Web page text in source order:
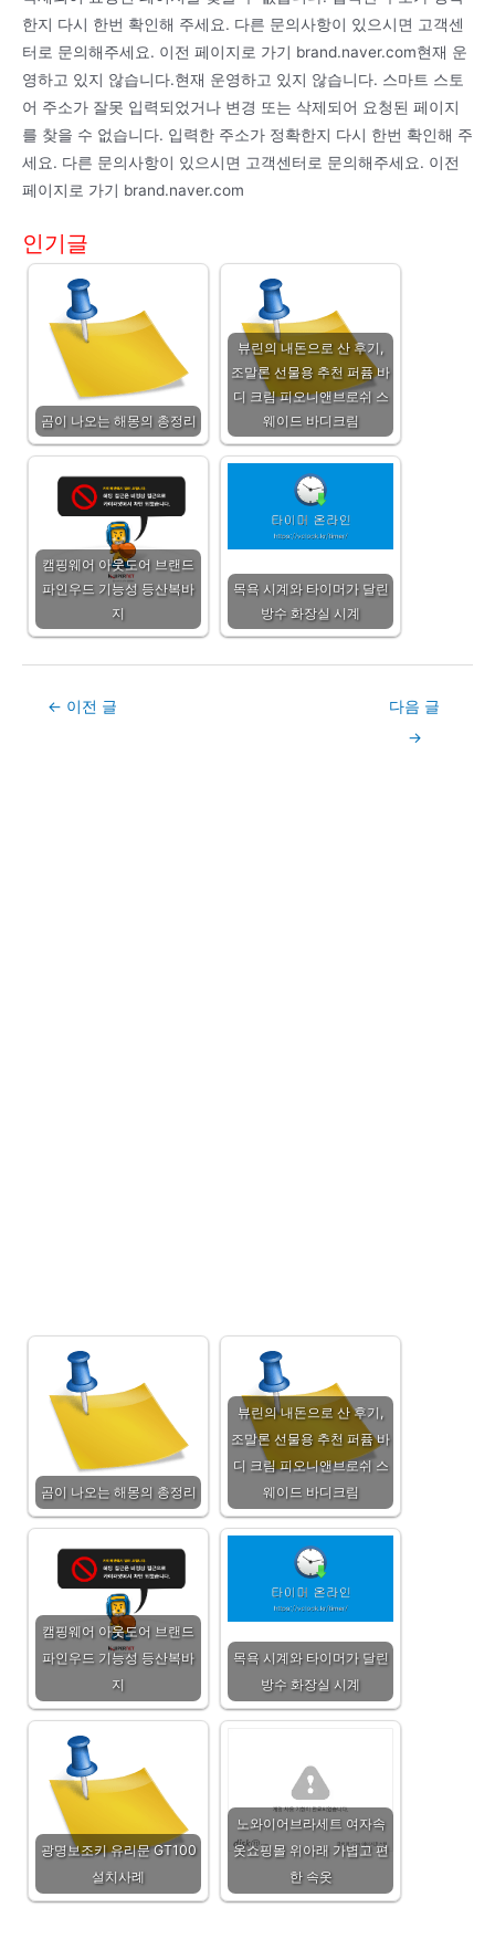
한지 다시 한번 확인해 주세요. 다른 문의사항이 있으시면 고객센
터로 문의해주세요. 이전 페이지로 가기 brand.naver.com현재 운
영하고 있지 않습니다.현재 운영하고 있지 않습니다. 스마트 스토
어 주소가 잘못 입력되었거나 변경 또는 삭제되어 요청된 페이지
를 찾을 수 없습니다. 입력한 주소가 정확한지 다시 한번 확인해 주
세요. 다른 문의사항이 있으시면 고객센터로 문의해주세요. 이전
페이지로 가기 brand.naver.com
인기글
곰이 나오는 해몽의 총정리
뷰린의 내돈으로 산 후기,
조말론 선물용 추천 퍼퓸 바
디 크림 피오니앤브로쉬 스
웨이드 바디크림
캠핑웨어 아웃도어 브랜드
파인우드 기능성 등산복바
지
목욕 시계와 타이머가 달린
방수 화장실 시계
Post← 이전 글
다음 글
→
곰이 나오는 해몽의 총정리
뷰린의 내돈으로 산 후기,
조말론 선물용 추천 퍼퓸 바
디 크림 피오니앤브로쉬 스
웨이드 바디크림
캠핑웨어 아웃도어 브랜드
파인우드 기능성 등산복바
지
목욕 시계와 타이머가 달린
방수 화장실 시계
광명보조키 유리문 GT100
설치사례
노와이어브라세트 여자속
옷쇼핑몰 위아래 가볍고 편
한 속옷